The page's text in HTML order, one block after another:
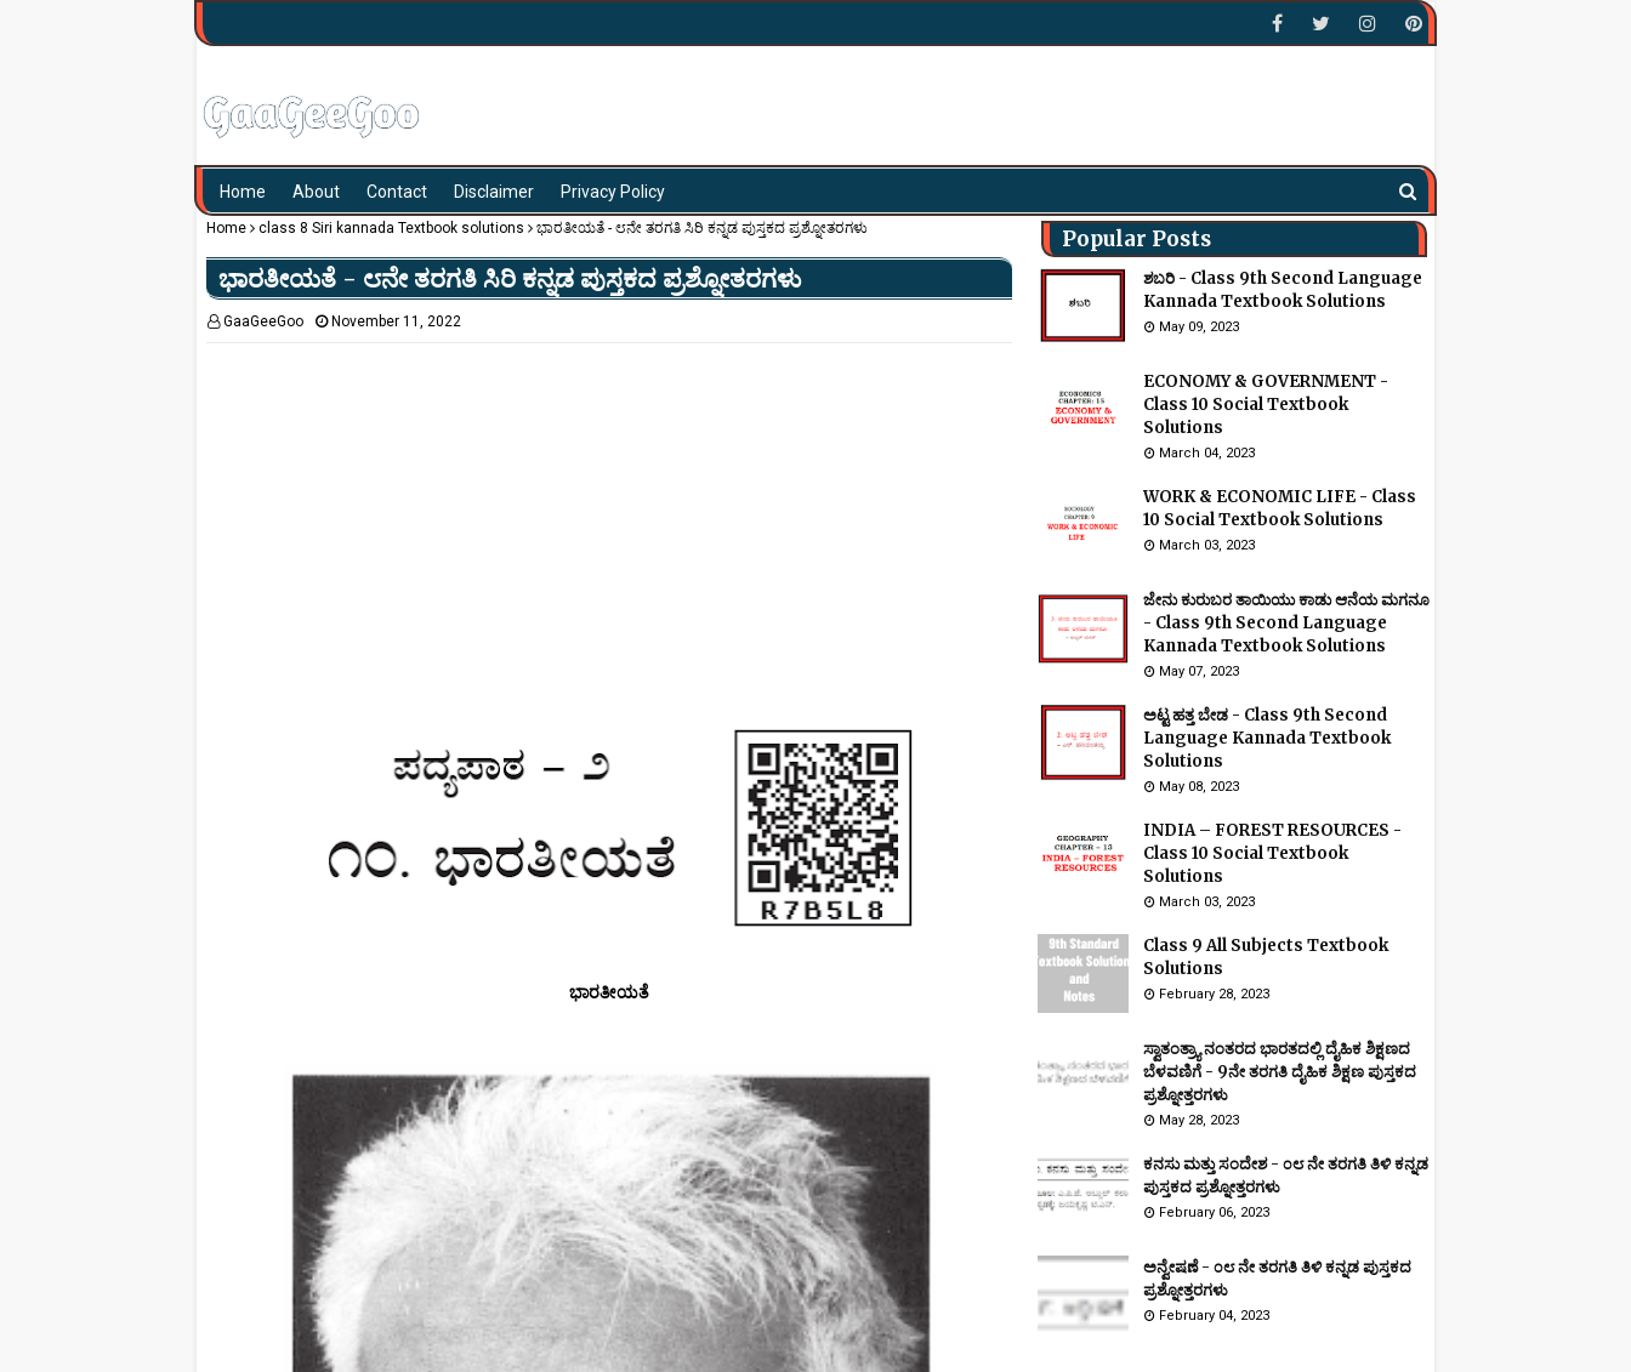
Home About Contact Disclaimer Privacy Policy
Home class 8 Siri kannada Textbook solutions ಭಾರತೀಯತೆ - ೮ನೇ ತರಗತಿ ಸಿರಿ ಕನ್ನಡ ಪುಸ್ತಕದ ಪ್ರಶ್ನೋತರಗಳು
ಭಾರತೀಯತೆ - ೮ನೇ ತರಗತಿ ಸಿರಿ ಕನ್ನಡ ಪುಸ್ತಕದ ಪ್ರಶ್ನೋತರಗಳು
GaaGeeGoo November 11, 2022
ಭಾರತೀಯತೆ
Popular Posts
ಶಬರಿ - Class 9th Second Language
Kannada Textbook Solutions
May 09, 2023
ECONOMY & GOVERNMENT -
Class 10 Social Textbook
Solutions
March 04, 2023
WORK & ECONOMIC LIFE - Class
10 Social Textbook Solutions
March 03, 2023
ಜೇನು ಕುರುಬರ ತಾಯಿಯು ಕಾಡು ಆನೆಯ ಮಗನೂ
- Class 9th Second Language
Kannada Textbook Solutions
May 07, 2023
ಅಟ್ಟ ಹತ್ತ ಬೇಡ - Class 9th Second
Language Kannada Textbook
Solutions
May 08, 2023
INDIA – FOREST RESOURCES -
Class 10 Social Textbook
Solutions
March 03, 2023
Class 9 All Subjects Textbook
Solutions
February 28, 2023
ಸ್ವಾತಂತ್ರ್ಯಾ ನಂತರದ ಭಾರತದಲ್ಲಿ ದೈಹಿಕ ಶಿಕ್ಷಣದ
ಬೆಳವಣಿಗೆ - 9ನೇ ತರಗತಿ ದೈಹಿಕ ಶಿಕ್ಷಣ ಪುಸ್ತಕದ
ಪ್ರಶ್ನೋತ್ತರಗಳು
May 28, 2023
ಕನಸು ಮತ್ತು ಸಂದೇಶ - ೦೮ ನೇ ತರಗತಿ ತಿಳಿ ಕನ್ನಡ
ಪುಸ್ತಕದ ಪ್ರಶ್ನೋತ್ತರಗಳು
February 06, 2023
ಅನ್ವೇಷಣೆ - ೦೮ ನೇ ತರಗತಿ ತಿಳಿ ಕನ್ನಡ ಪುಸ್ತಕದ
ಪ್ರಶ್ನೋತ್ತರಗಳು
February 04, 2023